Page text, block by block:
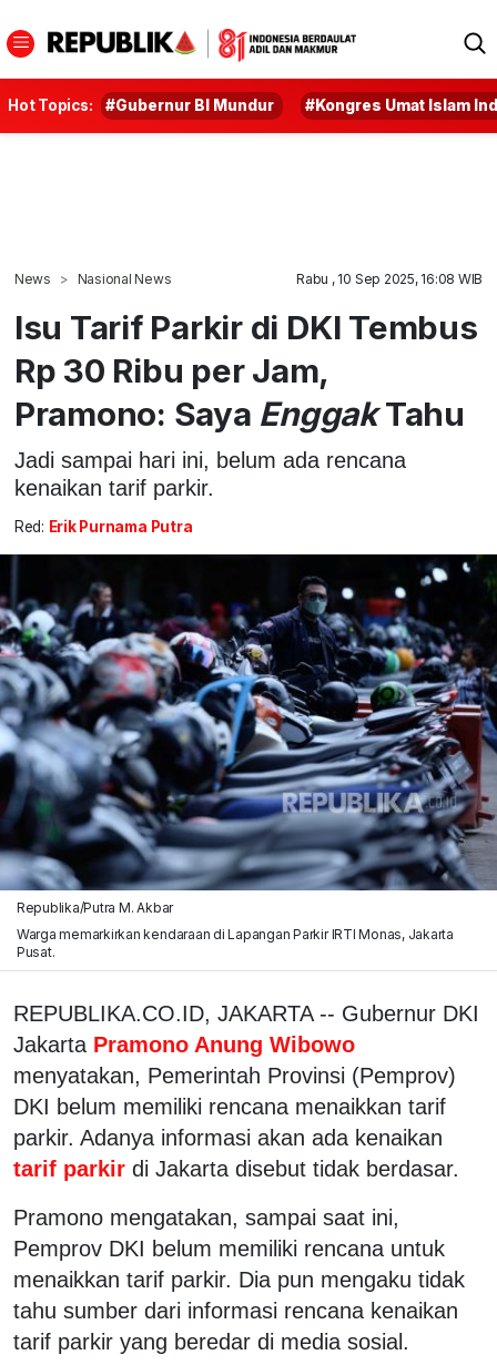
Hot Topics: #Gubernur BI Mundur #Kongres Umat Islam
News Nasional News Rabu , 10 Sep 2025, 16:08 WIB
Isu Tarif Parkir di DKI Tembus
Rp 30 Ribu per Jam,
Pramono: Saya EnggakTahu
Jadi sampai hari ini, belum ada rencana
kenaikan tarif parkir.
Red: Erik Purnama Putra
Republika/Putra M. Akbar
Warga memarkirkan kendaraan di Lapangan Parkir IRTI Monas, Jakarta
Pusat.
REPUBLIKA.CO.ID, JAKARTA -- Gubernur DKI
Jakarta Pramono Anung Wibowo
menyatakan, Pemerintah Provinsi (Pemprov)
DKI belum memiliki rencana menaikkan tarif
parkir. Adanya informasi akan ada kenaikan
tarif parkir di Jakarta disebut tidak berdasar.
Pramono mengatakan, sampai saat ini,
Pemprov DKI belum memiliki rencana untuk
menaikkan tarif parkir. Dia pun mengaku tidak
tahu sumber dari informasi rencana kenaikan
tarif parkir yang beredar di media sosial.